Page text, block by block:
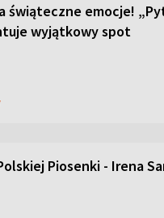
świąteczne emocje!
wyjątkowy spot
Piosenki - Irena